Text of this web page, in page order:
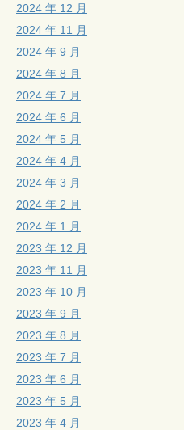
2024 年 12 月
2024 年 11 月
2024 年 9 月
2024 年 8 月
2024 年 7 月
2024 年 6 月
2024 年 5 月
2024 年 4 月
2024 年 3 月
2024 年 2 月
2024 年 1 月
2023 年 12 月
2023 年 11 月
2023 年 10 月
2023 年 9 月
2023 年 8 月
2023 年 7 月
2023 年 6 月
2023 年 5 月
2023 年 4 月